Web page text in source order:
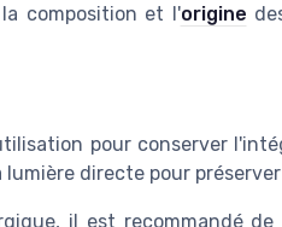
composition et l'origine
pour conserver
directe pour
il est recommandé